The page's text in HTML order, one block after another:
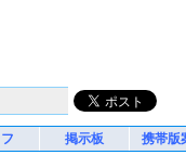
掲示板 携帯版